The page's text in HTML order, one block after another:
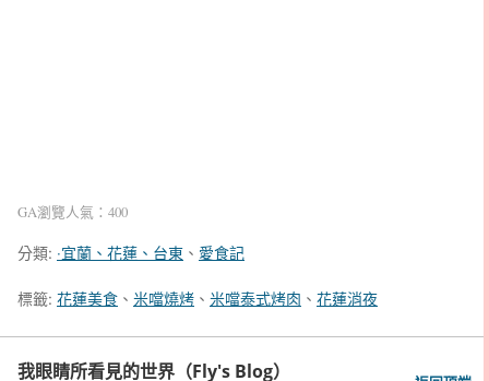
GA瀏覽人氣：400
分類: ‧宜蘭、花蓮、台東 、 愛食記
標籤: 花蓮美食 、 米噹燒烤 、 米噹泰式烤肉 、 花蓮消夜
我眼睛所看見的世界（Fly's Blog）